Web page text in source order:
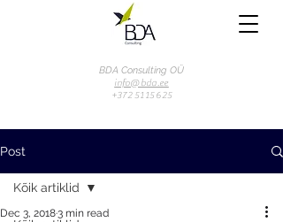
BDA Consulting OÜ
info@bda.ee
+372 51 15 625
Post
Kõik artiklid
Dec 3, 20183 min read